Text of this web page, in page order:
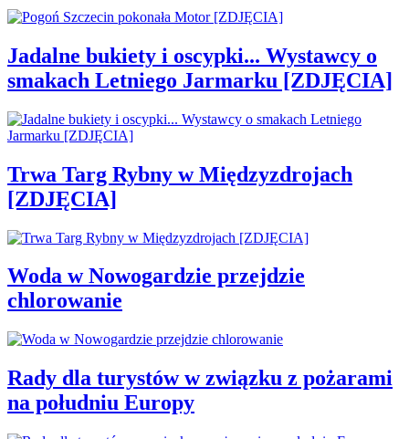
Jadalne bukiety i oscypki... Wystawcy o
smakach Letniego Jarmarku [ZDJĘCIA]
Trwa Targ Rybny w Międzyzdrojach
[ZDJĘCIA]
Woda w Nowogardzie przejdzie
chlorowanie
Rady dla turystów w związku z pożarami
na południu Europy